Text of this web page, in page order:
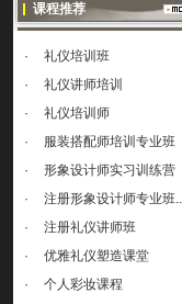
课程推荐
·
礼仪培训班
·
礼仪讲师培训
·
礼仪培训师
·
服装搭配师培训专业班
·
形象设计师实习训练营
·
注册形象设计师专业班
·
注册礼仪讲师班
·
优雅礼仪塑造课堂
·
个人彩妆课程